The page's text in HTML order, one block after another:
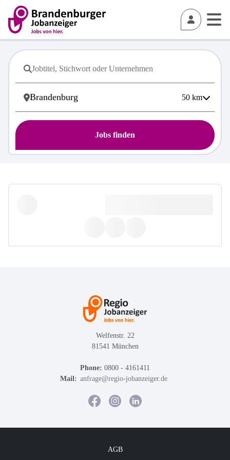
50 km
Jobs finden
Welfenstr. 22
81541 München
Phone: 0800 - 4161411
Mail: anfrage@regio-jobanzeiger.de
AGB